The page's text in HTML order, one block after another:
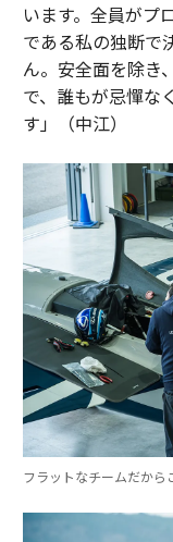
います。全員がプ
である私の独断で
ん。安全面を除き
で、誰もが忌憚な
す」（中江）
フラットなチームだから